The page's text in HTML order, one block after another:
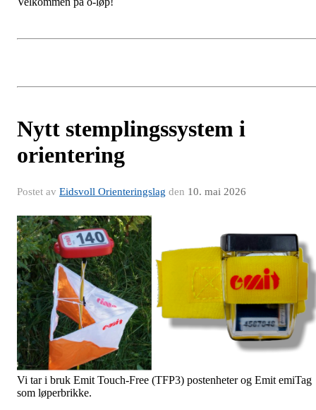
Nytt stemplingssystem i
orientering
Postet av Eidsvoll Orienteringslag den 10. mai 2026
Vi tar i bruk Emit Touch-Free (TFP3) postenheter og Emit emiTag
som løperbrikke.